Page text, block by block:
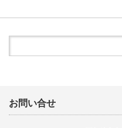
お問い合せ